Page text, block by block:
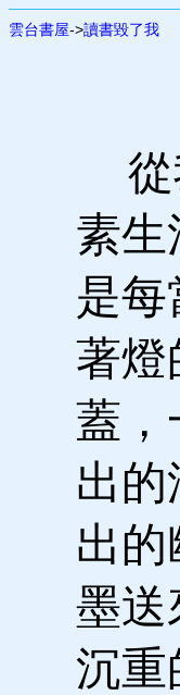
雲台書屋->讀書毀了我
從
素生
是
著燈
蓋，
出
出
墨送
沉重